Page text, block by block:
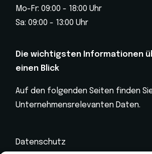
Mo-Fr: 09:00 - 18:00 Uhr
Sa: 09:00 - 13:00 Uhr
Die wichtigsten Informationen
einen Blick
Auf den folgenden Seiten finden
Unternehmensrelevanten Daten.
Datenschutz